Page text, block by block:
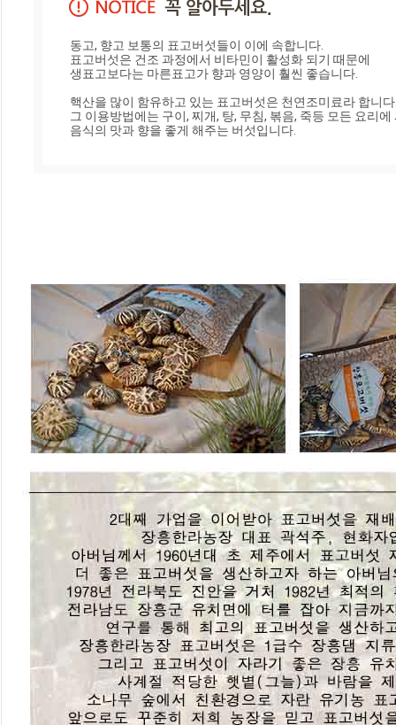
동고, 향고 보통의 표고버섯들이 이에 속합니다.
표고버섯은 건조 과정에서 비타민이 활성화 되기 때문에
생표고보다는 마른표고가 향과 영양이 훨씬 좋습니다.
핵산을 많이 함유하고 있는 표고버섯은 천연조미료라 합니
그 이용방법에는 구이, 찌개, 탕, 무침, 볶음, 죽등 모든 요리
음식의 맛과 향을 좋게 해주는 버섯입니다.